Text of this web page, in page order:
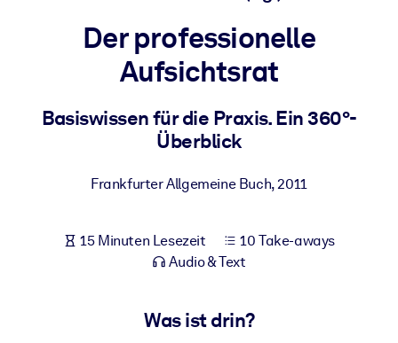
Bauen Sie eine gesunde und resiliente Belegschaft auf.
Für LMS/LXP
Integrieren Sie kompaktes, verifiziertes Wissen in Ihr LMS/LXP für
Bereichern Sie Ihre Unternehmensbibliothek mit
vertrauenswürdigem, praxisnahem Business-Wissen.
Nutzen Sie verlässliches, strukturiertes Wissen, um die Ergebnisse
Der professionelle
Aufsichtsrat
Basiswissen für die Praxis. Ein 360°-
Überblick
Frankfurter Allgemeine Buch,2011
15 Minuten Lesezeit
10 Take-aways
Audio & Text
Was ist drin?